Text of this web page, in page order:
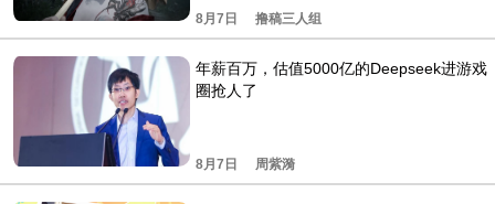
8月7日 撸稿三人组
年薪百万，估值5000亿的Deepseek进游戏
圈抢人了
8月7日 周紫漪